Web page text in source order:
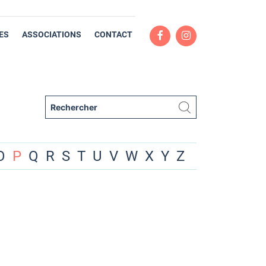
ASSOCIATIONS CONTACT
P Q R S T U V W X Y Z